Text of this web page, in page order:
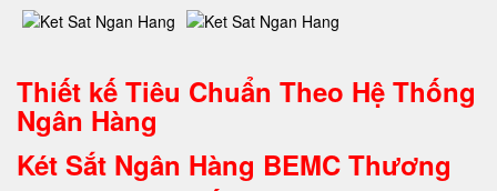
Thiết kế Tiêu Chuẩn Theo Hệ Thống
Ngân Hàng
Két Sắt Ngân Hàng BEMC Thương